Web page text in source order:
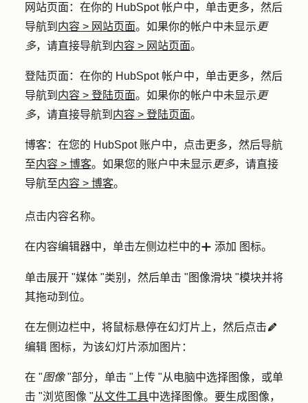
网站页面 ：在你的 HubSpot 帐户中，单击更多，然后
导航到 内容 > 网站页面。如果你的帐户中未显示 更
多，请直接导航到 内容 > 网站页面。
登陆页面 ：在你的 HubSpot 帐户中，单击更多，然后
导航到 内容 > 登陆页面。如果你的帐户中未显示 更
多，请直接导航到 内容 > 登陆页面。
博客：在您的 HubSpot 账户中，点击更多，然后导航
至内容 > 博客。如果您的账户中未显示 更多，请直接
导航至内容 > 博客。
点击内容名称。
在内容编辑器中，单击左侧边栏中的add 添加 图标。
单击展开 "媒体 "类别，然后单击 " 图像滑块 "模块并将
其拖动到位。
在左侧边栏中，将鼠标悬停在幻灯片 上，然后点击edit
编辑 图标，为该幻灯片添加图片：
在 "图像"部分，单击 " 上传 "从电脑中选择图像，或单
击 "浏览图像 "从文件工具中选择图像。要生成图像，